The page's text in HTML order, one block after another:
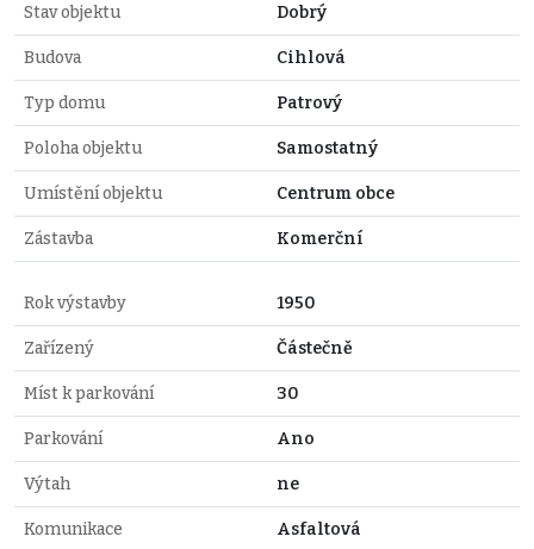
Stav objektu Dobrý
Budova Cihlová
Typ domu Patrový
Poloha objektu Samostatný
Umístění objektu Centrum obce
Zástavba Komerční
Rok výstavby 1950
Zařízený Částečně
Míst k parkování 30
Parkování Ano
Výtah ne
Komunikace Asfaltová